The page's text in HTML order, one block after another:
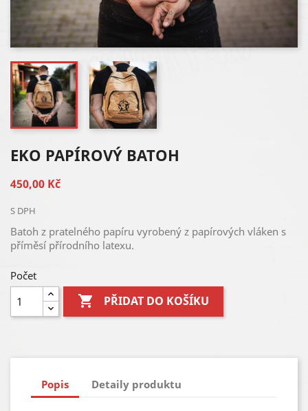
EKO PAPÍROVÝ BATOH
450,00 Kč
S DPH
Batoh z pratelného papíru vyrobený z papírových vláken s
příměsí přírodního latexu.
Počet
 PŘIDAT DO KOŠÍKU
Popis Detaily produktu